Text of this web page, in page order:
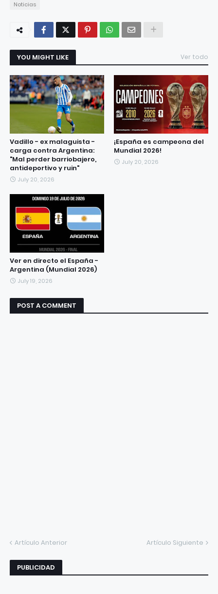
Noticias
YOU MIGHT LIKE Ver todo
Vadillo - ex malaguista -
carga contra Argentina:
"Mal perder barriobajero,
antideportivo y ruin"
July 20, 2026
¡España es campeona del
Mundial 2026!
July 20, 2026
Ver en directo el España -
Argentina (Mundial 2026)
July 19, 2026
POST A COMMENT
Artículo Anterior Artículo Siguiente
PUBLICIDAD